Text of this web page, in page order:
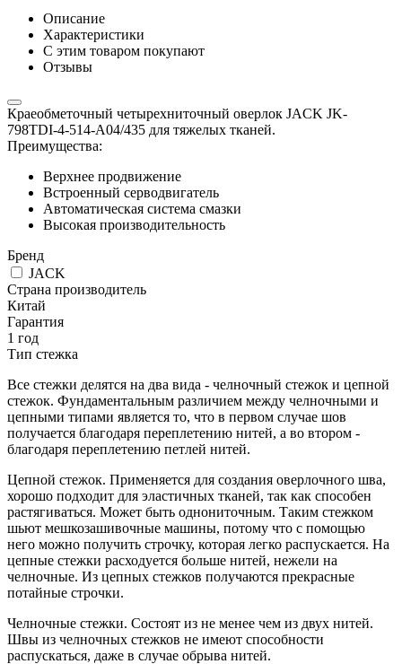
Описание
Характеристики
С этим товаром покупают
Отзывы
Краеобметочный четырехниточный оверлок JACK JK-
798TDI-4-514-A04/435 для тяжелых тканей.
Преимущества:
Верхнее продвижение
Встроенный серводвигатель
Автоматическая система смазки
Высокая производительность
Бренд
JACK
Страна производитель
Китай
Гарантия
1 год
Тип стежка
Все стежки делятся на два вида - челночный стежок и цепной
стежок. Фундаментальным различием между челночными и
цепными типами является то, что в первом случае шов
получается благодаря переплетению нитей, а во втором -
благодаря переплетению петлей нитей.
Цепной стежок. Применяется для создания оверлочного шва,
хорошо подходит для эластичных тканей, так как способен
растягиваться. Может быть однониточным. Таким стежком
шьют мешкозашивочные машины, потому что с помощью
него можно получить строчку, которая легко распускается. На
цепные стежки расходуется больше нитей, нежели на
челночные. Из цепных стежков получаются прекрасные
потайные строчки.
Челночные стежки. Состоят из не менее чем из двух нитей.
Швы из челночных стежков не имеют способности
распускаться, даже в случае обрыва нитей.